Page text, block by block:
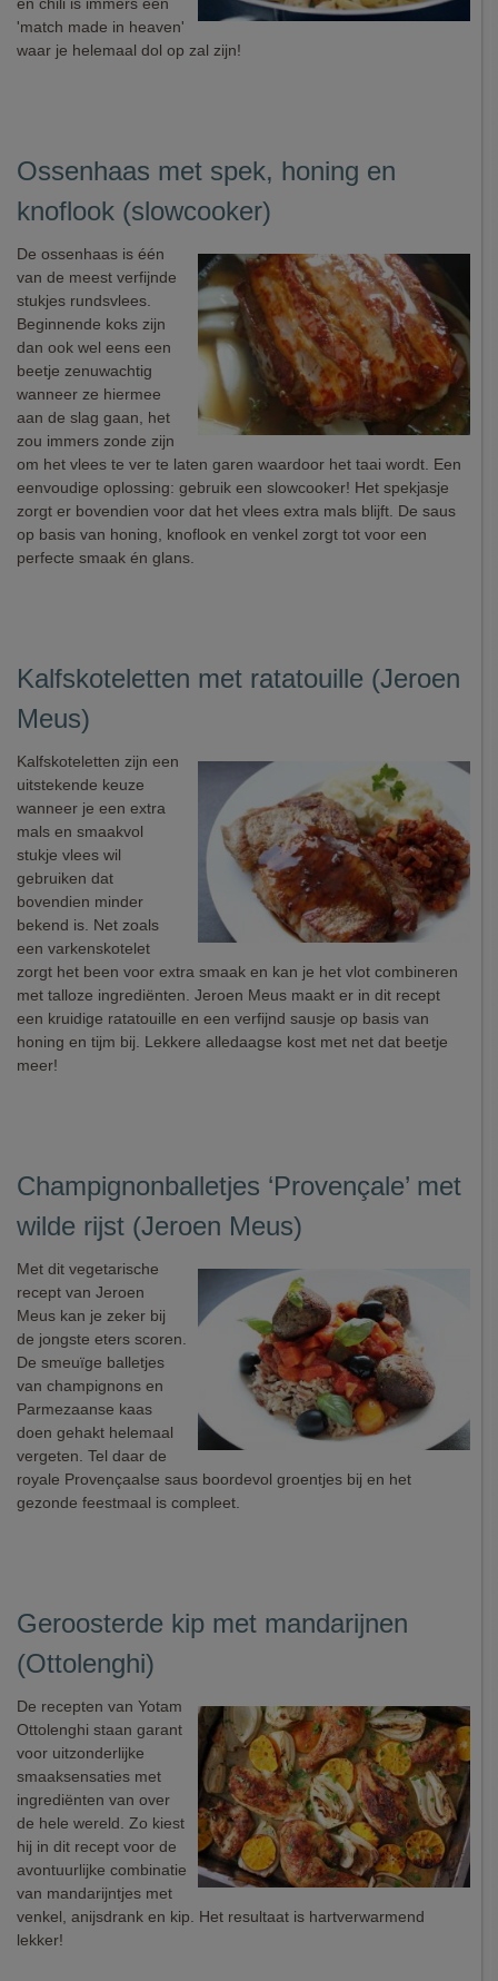
'match made in heaven'
waar je helemaal dol op zal zijn!
Ossenhaas met spek, honing en
knoflook (slowcooker)
De ossenhaas is één
van de meest verfijnde
stukjes rundsvlees.
Beginnende koks zijn
dan ook wel eens een
beetje zenuwachtig
wanneer ze hiermee
aan de slag gaan, het
zou immers zonde zijn
om het vlees te ver te laten garen waardoor het taai wordt. Een
eenvoudige oplossing: gebruik een slowcooker! Het spekjasje
zorgt er bovendien voor dat het vlees extra mals blijft. De saus
op basis van honing, knoflook en venkel zorgt tot voor een
perfecte smaak én glans.
Kalfskoteletten met ratatouille (Jeroen
Meus)
Kalfskoteletten zijn een
uitstekende keuze
wanneer je een extra
mals en smaakvol
stukje vlees wil
gebruiken dat
bovendien minder
bekend is. Net zoals
een varkenskotelet
zorgt het been voor extra smaak en kan je het vlot combineren
met talloze ingrediënten. Jeroen Meus maakt er in dit recept
een kruidige ratatouille en een verfijnd sausje op basis van
honing en tijm bij. Lekkere alledaagse kost met net dat beetje
meer!
Champignonballetjes ‘Provençale’ met
wilde rijst (Jeroen Meus)
Met dit vegetarische
recept van Jeroen
Meus kan je zeker bij
de jongste eters scoren.
De smeuïge balletjes
van champignons en
Parmezaanse kaas
doen gehakt helemaal
vergeten. Tel daar de
royale Provençaalse saus boordevol groentjes bij en het
gezonde feestmaal is compleet.
Geroosterde kip met mandarijnen
(Ottolenghi)
De recepten van Yotam
Ottolenghi staan garant
voor uitzonderlijke
smaaksensaties met
ingrediënten van over
de hele wereld. Zo kiest
hij in dit recept voor de
avontuurlijke combinatie
van mandarijntjes met
venkel, anijsdrank en kip. Het resultaat is hartverwarmend
lekker!